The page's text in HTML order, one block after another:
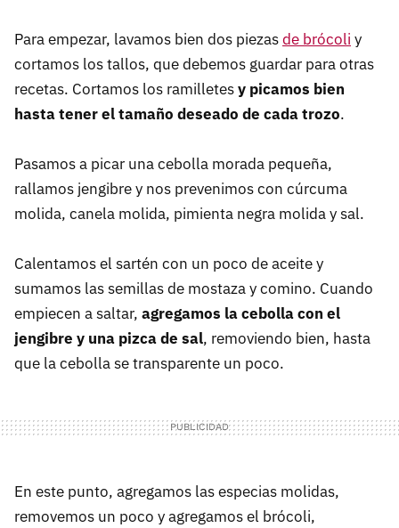
Para empezar, lavamos bien dos piezasde brócoli y
cortamos los tallos, que debemos guardar para otras
recetas. Cortamos los ramilletesy picamos bien
hasta tener el tamaño deseado de cada trozo.
Pasamos a picar una cebolla morada pequeña,
rallamos jengibre y nos prevenimos con cúrcuma
molida, canela molida, pimienta negra molida y sal.
Calentamos el sartén con un poco de aceite y
sumamos las semillas de mostaza y comino. Cuando
empiecen a saltar, agregamos la cebolla con el
jengibre y una pizca de sal, removiendo bien, hasta
que la cebolla se transparente un poco.
En este punto, agregamos las especias molidas,
removemos un poco y agregamos el brócoli,